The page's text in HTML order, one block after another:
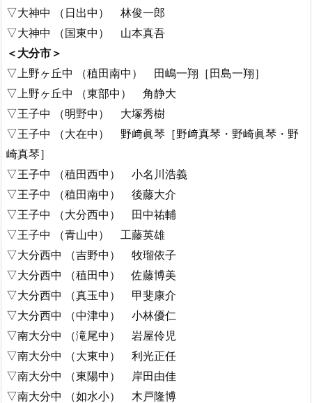
▽大神中 （日出中） 林俊一郎
▽大神中 （国東中） 山本真吾
＜大分市＞
▽上野ヶ丘中 （稙田南中） 田嶋一翔［田島一翔］
▽上野ヶ丘中 （東部中） 角静大
▽王子中 （明野中） 大塚秀樹
▽王子中 （大在中） 野﨑眞琴［野﨑真琴・野崎眞琴・野
崎真琴］
▽王子中 （稙田西中） 小名川浩義
▽王子中 （稙田南中） 後藤大介
▽王子中 （大分西中） 田中祐輔
▽王子中 （青山中） 工藤英雄
▽大分西中 （吉野中） 牧瑠依子
▽大分西中 （稙田中） 佐藤博美
▽大分西中 （真玉中） 甲斐康介
▽大分西中 （中津中） 小林優仁
▽南大分中 （滝尾中） 岩屋伶児
▽南大分中 （大東中） 利光正任
▽南大分中 （東陽中） 岸田由佳
▽南大分中 （如水小） 木戸隆博